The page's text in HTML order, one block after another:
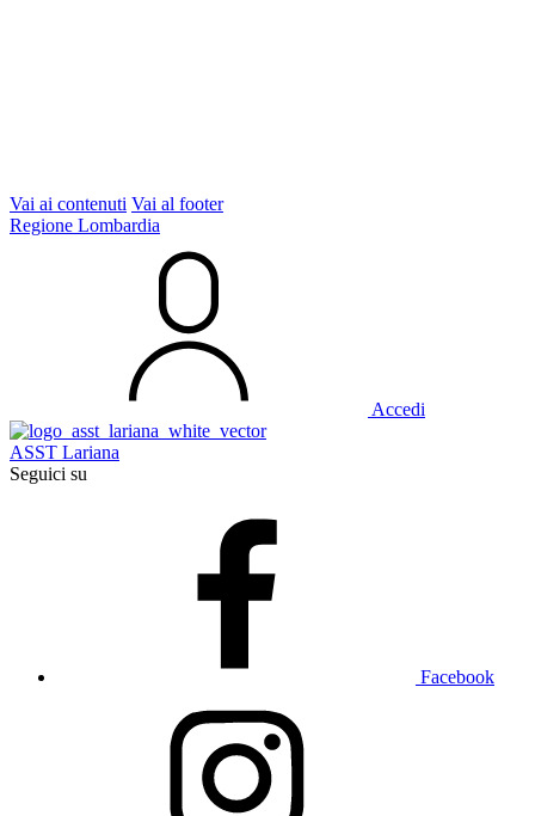
Vai ai contenuti Vai al footer
Regione Lombardia
Accedi
ASST Lariana
Seguici su
Facebook